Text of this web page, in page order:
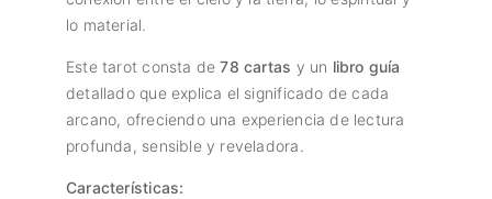
lo material.
Este tarot consta de78 cartas y un libro guía
detallado que explica el significado de cada
arcano, ofreciendo una experiencia de lectura
profunda, sensible y reveladora.
Características: